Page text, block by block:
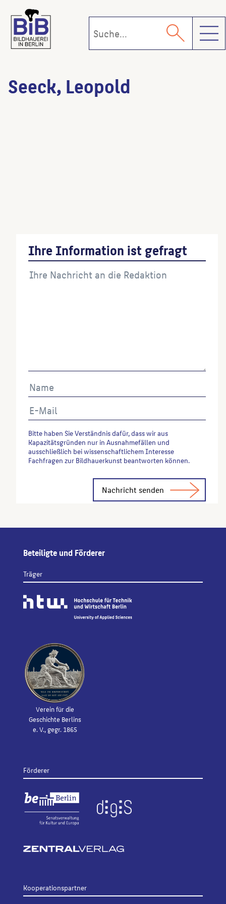
Seeck, Leopold
Ihre Information ist gefragt
Bitte haben Sie Verständnis dafür, dass wir aus
Kapazitätsgründen nur in Ausnahmefällen und
ausschließlich bei wissenschaftlichem Interesse
Fachfragen zur Bildhauerkunst beantworten können.
Beteiligte und Förderer
Träger
Verein für die
Geschichte Berlins
e. V., gegr. 1865
Förderer
Kooperationspartner